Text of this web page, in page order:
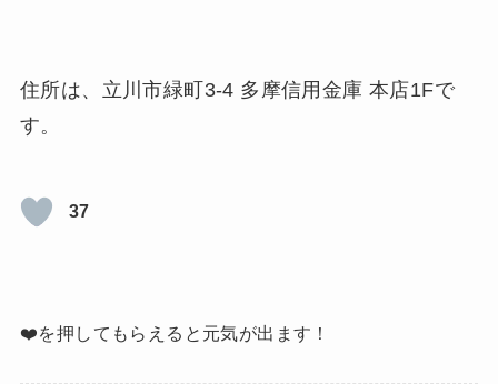
住所は、立川市緑町3-4 多摩信用金庫 本店1Fで
す。
37
❤️を押してもらえると元気が出ます！